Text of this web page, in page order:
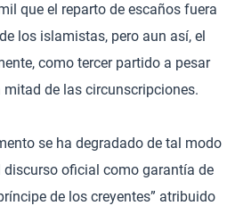
que el reparto de escaños fuera
los islamistas, pero aun así, el
como tercer partido a pesar
mitad de las circunscripciones.
se ha degradado de tal modo
discurso oficial como garantía de
de los creyentes” atribuido